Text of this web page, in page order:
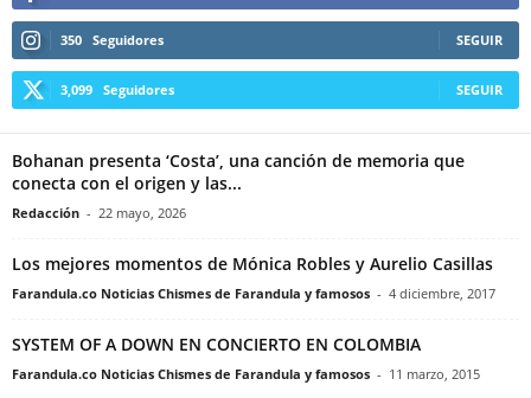
350 Seguidores SEGUIR
3,099 Seguidores SEGUIR
Bohanan presenta ‘Costa’, una canción de memoria que
conecta con el origen y las...
Redacción - 22 mayo, 2026
Los mejores momentos de Mónica Robles y Aurelio Casillas
Farandula.co Noticias Chismes de Farandula y famosos - 4 diciembre, 2017
SYSTEM OF A DOWN EN CONCIERTO EN COLOMBIA
Farandula.co Noticias Chismes de Farandula y famosos - 11 marzo, 2015